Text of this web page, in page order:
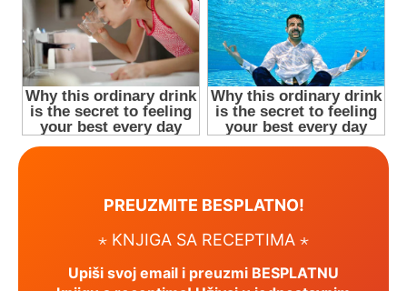
PREUZMITE BESPLATNO!
⋆ KNJIGA SA RECEPTIMA ⋆
Upiši svoj email i preuzmi BESPLATNU